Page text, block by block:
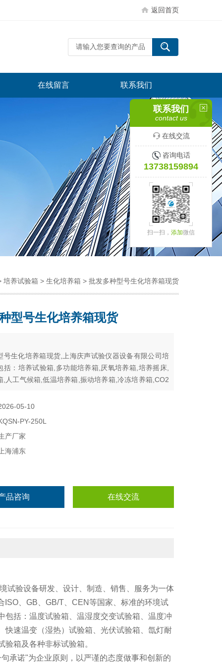
返回首页
在线留言 联系我们
培养试验箱 > 生化培养箱 > 批发多种型号生化培养箱现货
型号生化培养箱现货
号生化培养箱现货,上海庆声试验仪器设备有限公司培
括：培养试验箱,多功能培养箱,厌氧培养箱,培养摇床,
,人工气候箱,低温培养箱,振动培养箱,冷冻培养箱,CO2
05-10
PY-250L
产厂家
海浦东
品咨询 在线交流
试验设备研发、设计、制造、销售、服务为一体
、GB、GB/T、CEN等国家、标准的环境试
括：温度试验箱、温湿度交变试验箱、温度冲
快速温变（湿热）试验箱、光伏试验箱、氙灯耐
箱及各种非标试验箱。
承诺"为企业原则，以严谨的态度做事和创新的
联系我们
contact us
在线交流
咨询电话
13738159894
扫一扫， 添加微信